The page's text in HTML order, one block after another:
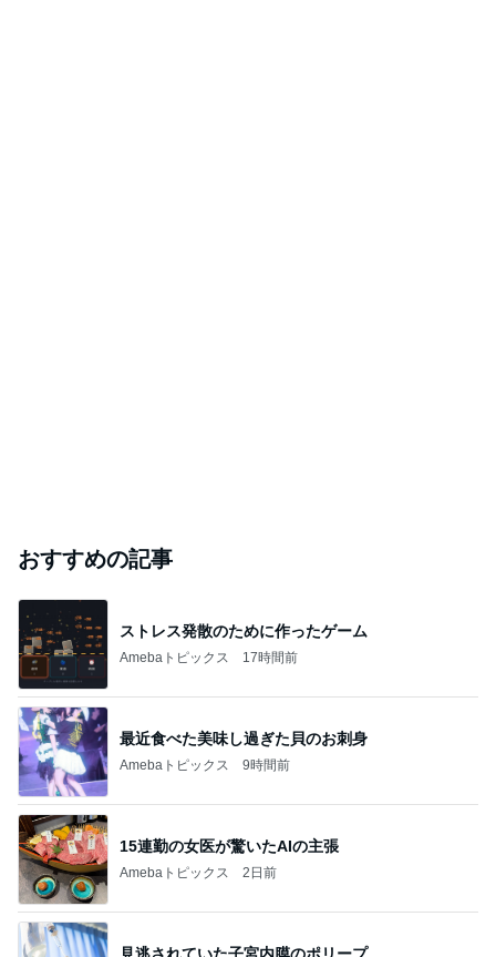
おすすめの記事
ストレス発散のために作ったゲーム
Amebaトピックス 17時間前
最近食べた美味し過ぎた貝のお刺身
Amebaトピックス 9時間前
15連勤の女医が驚いたAIの主張
Amebaトピックス 2日前
見逃されていた子宮内膜のポリープ